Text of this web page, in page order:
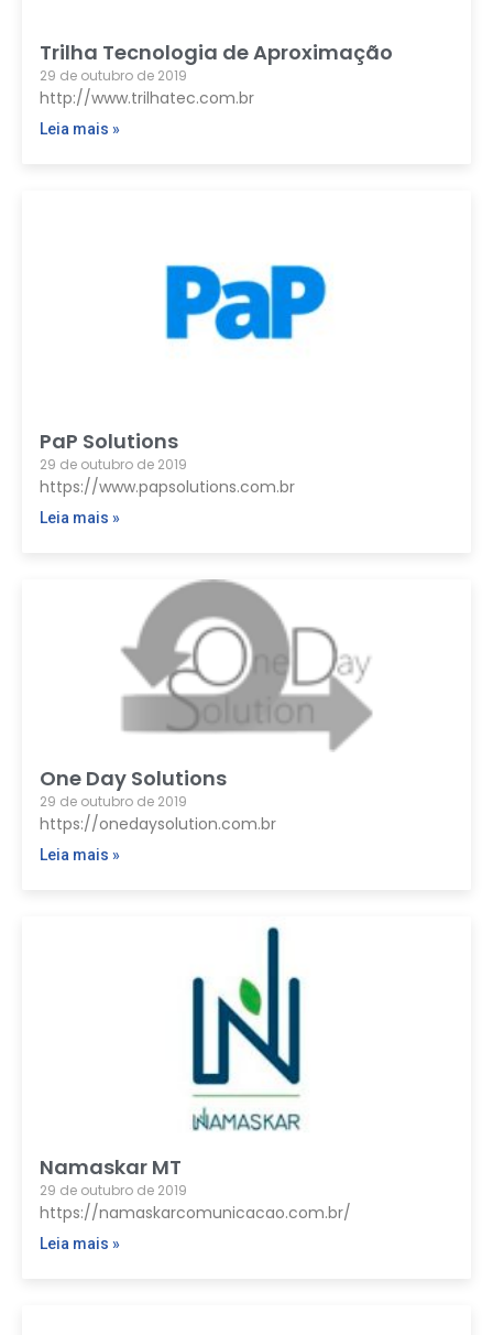
Trilha Tecnologia de Aproximação
29 de outubro de 2019
http://www.trilhatec.com.br
Leia mais »
PaP Solutions
29 de outubro de 2019
https://www.papsolutions.com.br
Leia mais »
One Day Solutions
29 de outubro de 2019
https://onedaysolution.com.br
Leia mais »
Namaskar MT
29 de outubro de 2019
https://namaskarcomunicacao.com.br/
Leia mais »